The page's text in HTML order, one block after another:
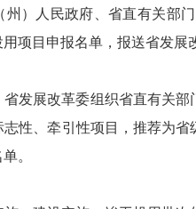
州）人民政府、省直有关部
项目申报名单，报送省发
省发展改革委组织省直有关
性、牵引性项目，推荐为
。